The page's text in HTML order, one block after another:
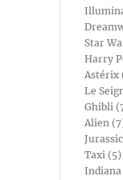
Star
Harry
Astérix
Le
Ghibli
Alien
Taxi (5)
Indiana